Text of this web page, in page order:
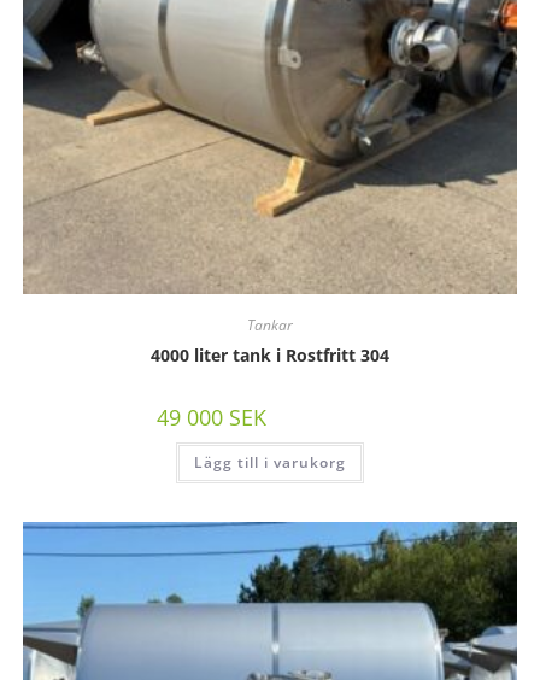
Tankar
4000 liter tank i Rostfritt 304
49 000 SEK
Lägg till i varukorg